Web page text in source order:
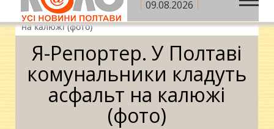
09.08.2026
Репортер. У Полтаві комунальники кладуть асфальт
на калюжі (фото)
Я-Репортер. У Полтаві
комунальники кладуть
асфальт на калюжі
(фото)